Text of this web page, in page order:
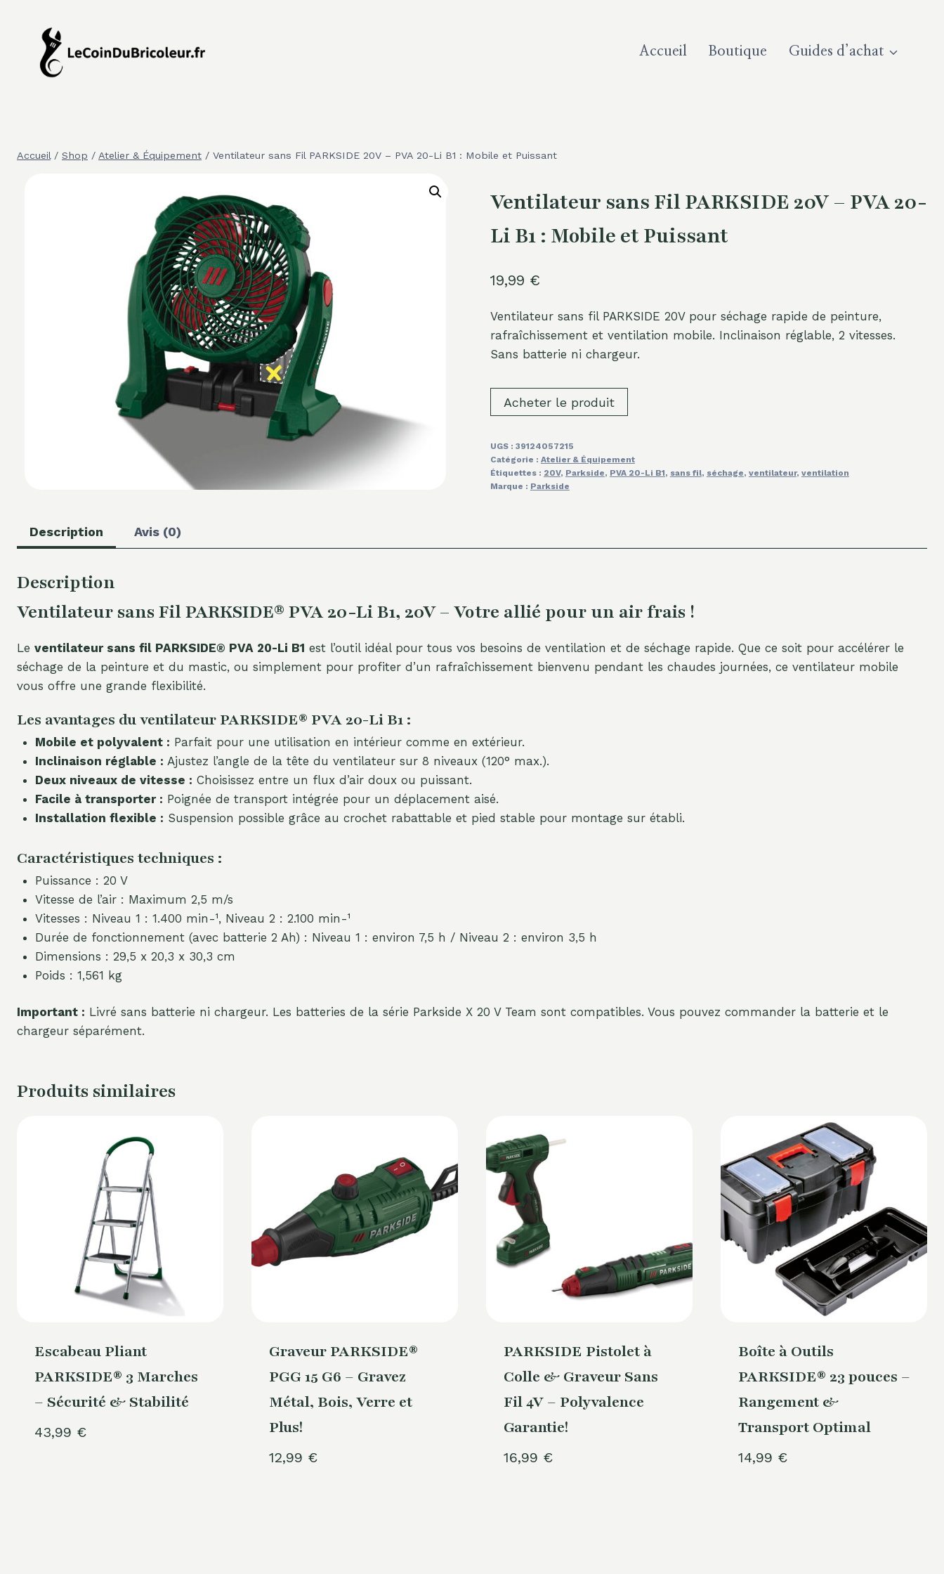
contenu
Accueil Boutique Guides d’achat
Accueil / Shop / Atelier & Équipement / Ventilateur sans Fil PARKSIDE 20V – PVA 20-Li B1 : Mobile et Puissant
Ventilateur sans Fil PARKSIDE 20V – PVA 20-
Li B1 : Mobile et Puissant
19,99 €
Ventilateur sans fil PARKSIDE 20V pour séchage rapide de peinture,
rafraîchissement et ventilation mobile. Inclinaison réglable, 2 vitesses.
Sans batterie ni chargeur.
Acheter le produit
UGS : 39124057215
Catégorie : Atelier & Équipement
Étiquettes : 20V, Parkside, PVA 20-Li B1, sans fil, séchage, ventilateur, ventilation
Marque : Parkside
Description Avis (0)
Description
Ventilateur sans Fil PARKSIDE® PVA 20-Li B1, 20V – Votre allié pour un air frais !
Le ventilateur sans fil PARKSIDE® PVA 20-Li B1 est l’outil idéal pour tous vos besoins de ventilation et de séchage rapide. Que ce soit pour accélérer le
séchage de la peinture et du mastic, ou simplement pour profiter d’un rafraîchissement bienvenu pendant les chaudes journées, ce ventilateur mobile
vous offre une grande flexibilité.
Les avantages du ventilateur PARKSIDE® PVA 20-Li B1 :
Mobile et polyvalent : Parfait pour une utilisation en intérieur comme en extérieur.
Inclinaison réglable : Ajustez l’angle de la tête du ventilateur sur 8 niveaux (120° max.).
Deux niveaux de vitesse : Choisissez entre un flux d’air doux ou puissant.
Facile à transporter : Poignée de transport intégrée pour un déplacement aisé.
Installation flexible : Suspension possible grâce au crochet rabattable et pied stable pour montage sur établi.
Caractéristiques techniques :
Puissance : 20 V
Vitesse de l’air : Maximum 2,5 m/s
Vitesses : Niveau 1 : 1.400 min-¹, Niveau 2 : 2.100 min-¹
Durée de fonctionnement (avec batterie 2 Ah) : Niveau 1 : environ 7,5 h / Niveau 2 : environ 3,5 h
Dimensions : 29,5 x 20,3 x 30,3 cm
Poids : 1,561 kg
Important : Livré sans batterie ni chargeur. Les batteries de la série Parkside X 20 V Team sont compatibles. Vous pouvez commander la batterie et le
chargeur séparément.
Produits similaires
Escabeau Pliant
PARKSIDE® 3 Marches
– Sécurité & Stabilité
43,99 €
Graveur PARKSIDE®
PGG 15 G6 – Gravez
Métal, Bois, Verre et
Plus!
12,99 €
PARKSIDE Pistolet à
Colle & Graveur Sans
Fil 4V – Polyvalence
Garantie!
16,99 €
Boîte à Outils
PARKSIDE® 23 pouces –
Rangement &
Transport Optimal
14,99 €